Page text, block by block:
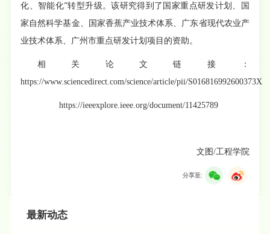
化、智能化”转型升级。该研究得到了国家重点研发计划、国
家自然科学基金、国家香蕉产业技术体系、广东省现代农业产
业技术体系、广州市重点研发计划项目的资助。
相关论文链接：
https://www.sciencedirect.com/science/article/pii/S016816992600373X
https://ieeexplore.ieee.org/document/11425789
文图/工程学院
分享至:
最新动态